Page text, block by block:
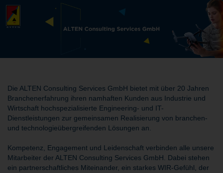
Die ALTEN Consulting Services GmbH bietet mit über 20 Jahren
Branchenerfahrung ihren namhaften Kunden aus Industrie und
Wirtschaft hochspezialisierte Engineering- und IT-
Dienstleistungen zur gemeinsamen Realisierung von branchen-
und technologieübergreifenden Lösungen an.
Kompetenz, Engagement und Leidenschaft verbinden alle unsere
Mitarbeiter der ALTEN Consulting Services GmbH. Dabei stehen
ein partnerschaftliches Miteinander, ein starkes WIR-Gefühl, der